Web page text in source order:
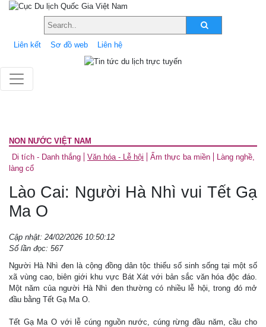
Liên kết Sơ đồ web Liên hệ
NON NƯỚC VIỆT NAM
Di tích - Danh thắng
Văn hóa - Lễ hội Ẩm thực ba miền
Làng nghề,
làng cổ
Lào Cai: Người Hà Nhì vui Tết Gạ
Ma O
Cập nhật: 24/02/2026 10:50:12
Số lần đọc: 567
Người Hà Nhì đen là cộng đồng dân tộc thiểu số sinh sống tại một số
xã vùng cao, biên giới khu vực Bát Xát với bản sắc văn hóa độc đáo.
Một năm của người Hà Nhì đen thường có nhiều lễ hội, trong đó mở
đầu bằng Tết Gạ Ma O.
Tết Gạ Ma O với lễ cúng nguồn nước, cúng rừng đầu năm, cầu cho